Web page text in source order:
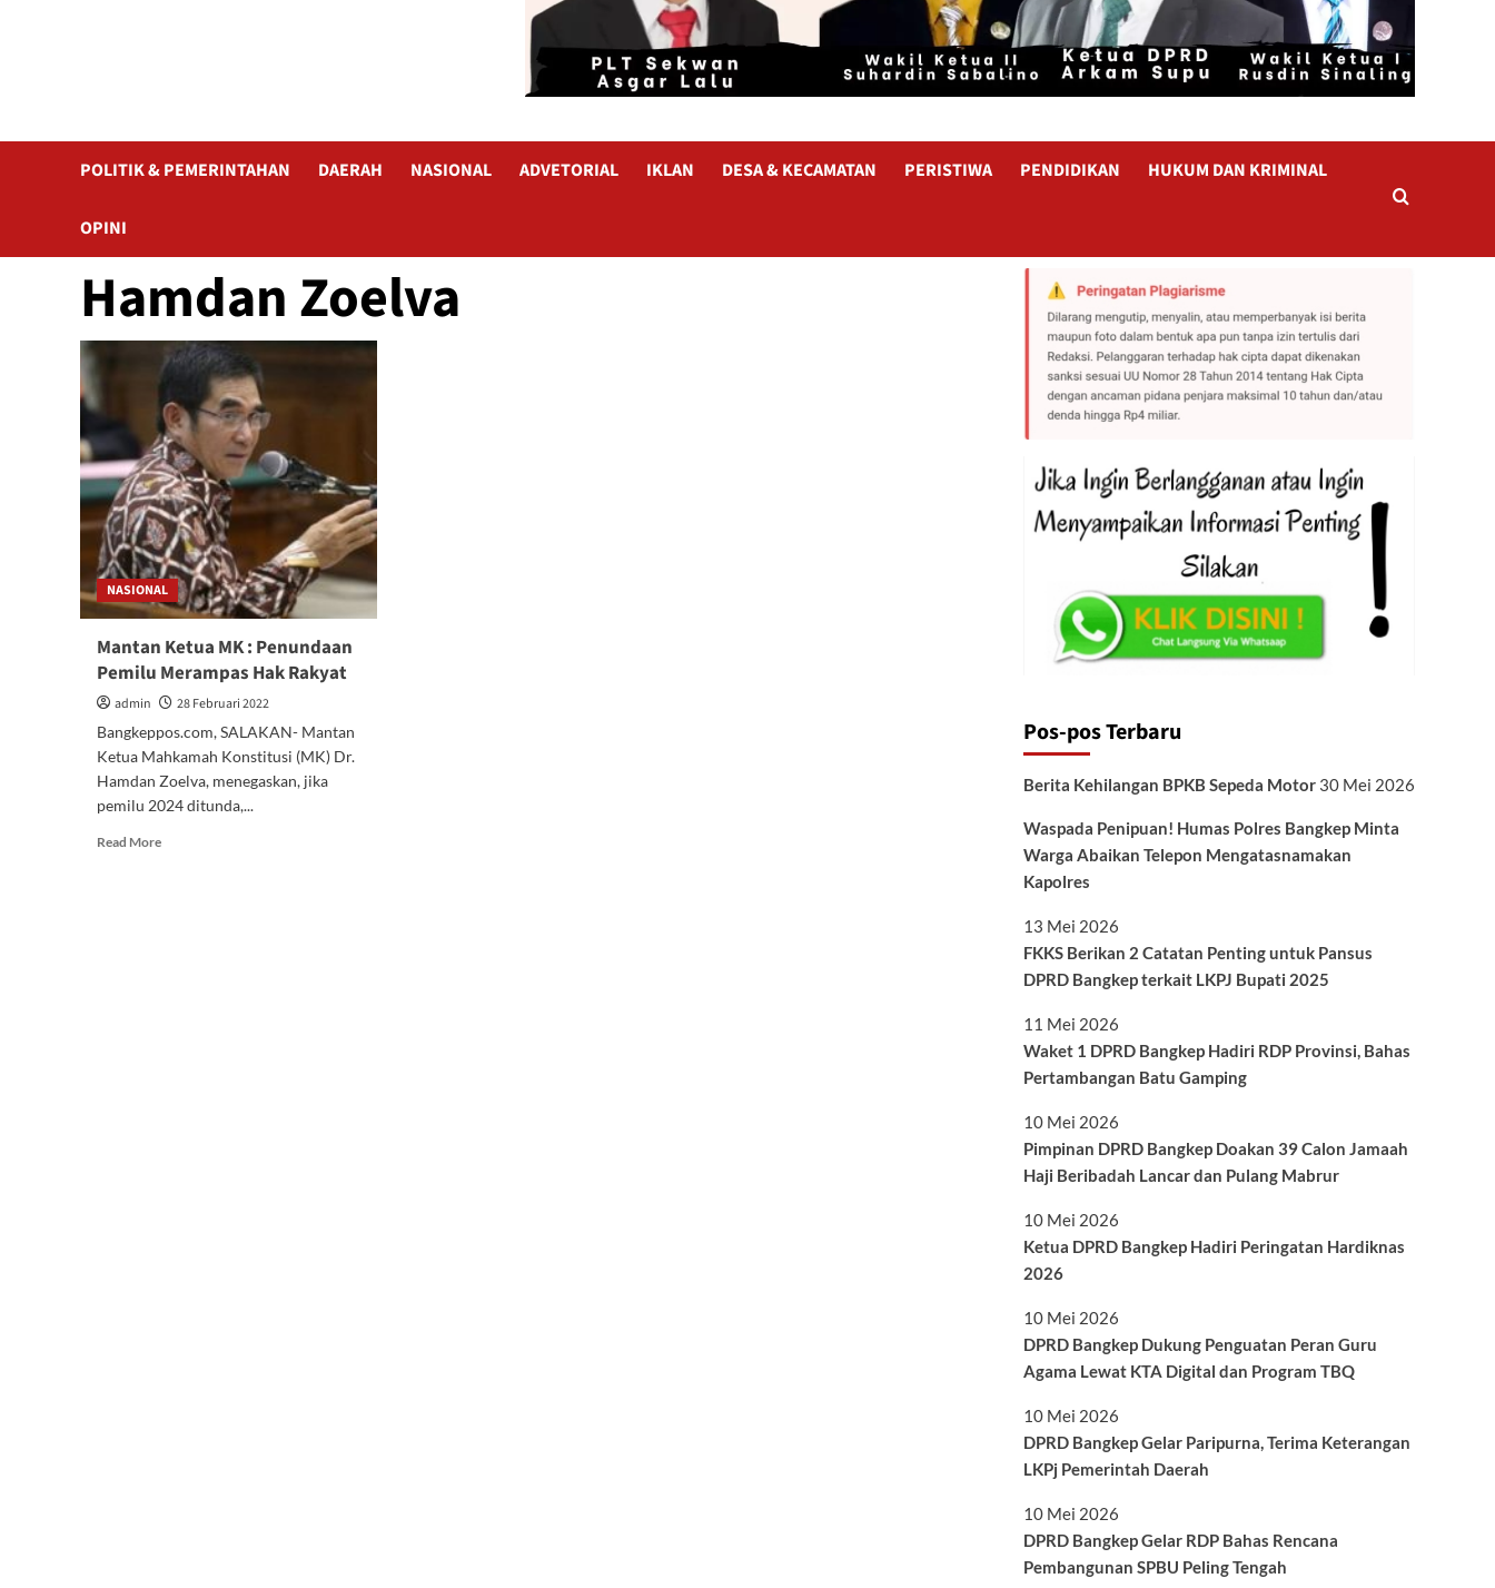
POLITIK & PEMERINTAHAN DAERAH NASIONAL ADVETORIAL IKLAN DESA & KECAMATAN PERISTIWA PENDIDIKAN HUKUM DAN KRIMINAL
OPINI
Hamdan Zoelva
NASIONAL
Mantan Ketua MK : Penundaan
Pemilu Merampas Hak Rakyat
admin
28 Februari 2022
Bangkeppos.com, SALAKAN- Mantan
Ketua Mahkamah Konstitusi (MK) Dr.
Hamdan Zoelva, menegaskan, jika
pemilu 2024 ditunda,...
Read MoreRead
Pos-pos Terbaru
Berita Kehilangan BPKB Sepeda Motor 30 Mei 2026
Waspada Penipuan! Humas Polres Bangkep Minta
Warga Abaikan Telepon Mengatasnamakan
Kapolres
13 Mei 2026
FKKS Berikan 2 Catatan Penting untuk Pansus
DPRD Bangkep terkait LKPJ Bupati 2025
11 Mei 2026
Waket 1 DPRD Bangkep Hadiri RDP Provinsi, Bahas
Pertambangan Batu Gamping
10 Mei 2026
Pimpinan DPRD Bangkep Doakan 39 Calon Jamaah
Haji Beribadah Lancar dan Pulang Mabrur
10 Mei 2026
Ketua DPRD Bangkep Hadiri Peringatan Hardiknas
2026
10 Mei 2026
DPRD Bangkep Dukung Penguatan Peran Guru
Agama Lewat KTA Digital dan Program TBQ
10 Mei 2026
DPRD Bangkep Gelar Paripurna, Terima Keterangan
LKPj Pemerintah Daerah
10 Mei 2026
DPRD Bangkep Gelar RDP Bahas Rencana
Pembangunan SPBU Peling Tengah